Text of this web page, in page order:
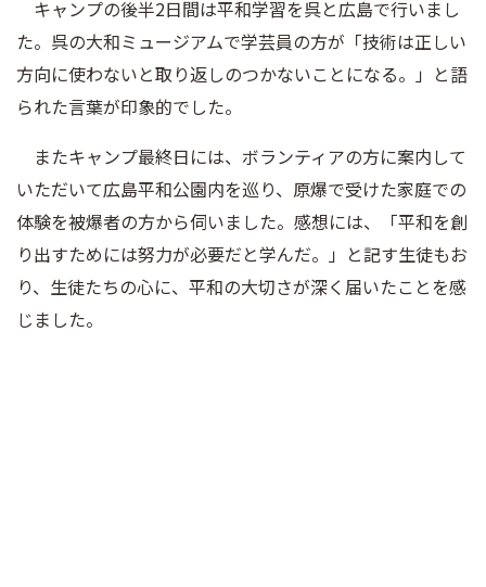
キャンプの後半2日間は平和学習を呉と広島で行いまし
た。呉の大和ミュージアムで学芸員の方が「技術は正しい
方向に使わないと取り返しのつかないことになる。」と語
られた言葉が印象的でした。
またキャンプ最終日には、ボランティアの方に案内して
いただいて広島平和公園内を巡り、原爆で受けた家庭での
体験を被爆者の方から伺いました。感想には、「平和を創
り出すためには努力が必要だと学んだ。」と記す生徒もお
り、生徒たちの心に、平和の大切さが深く届いたことを感
じました。